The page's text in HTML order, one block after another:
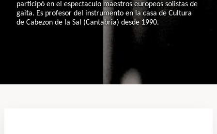
participó en el espectaculo maestros europeos solistas de
gaita. Es profesor del instrumento en la casa de Cultura
de Cabezon de la Sal (Cantabria) desde 1990.